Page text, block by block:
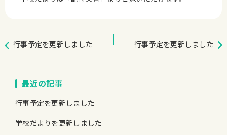
行事予定を更新しました 行事予定を更新しました
最近の記事
行事予定を更新しました
学校だよりを更新しました